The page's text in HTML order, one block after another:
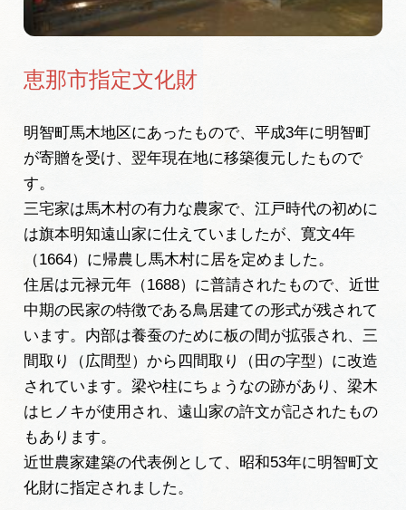
岐阜県アウトドア観光キャンペーン
岐阜県まるごと観光エリアガイド
フォトライブラリー
動画ライブラリー
お問い合わせ
運営組織
広告掲載
恵那市指定文化財
明智町馬木地区にあったもので、平成3年に明智町
が寄贈を受け、翌年現在地に移築復元したもので
す。
三宅家は馬木村の有力な農家で、江戸時代の初めに
は旗本明知遠山家に仕えていましたが、寛文4年
（1664）に帰農し馬木村に居を定めました。
住居は元禄元年（1688）に普請されたもので、近世
中期の民家の特徴である鳥居建ての形式が残されて
います。内部は養蚕のために板の間が拡張され、三
間取り（広間型）から四間取り（田の字型）に改造
されています。梁や柱にちょうなの跡があり、梁木
はヒノキが使用され、遠山家の許文が記されたもの
もあります。
近世農家建築の代表例として、昭和53年に明智町文
化財に指定されました。